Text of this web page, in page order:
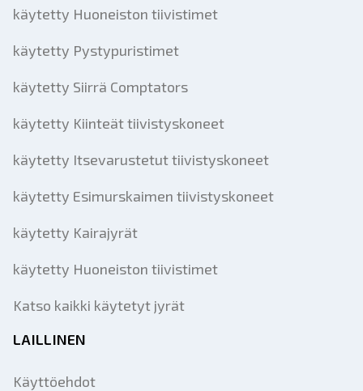
käytetty Huoneiston tiivistimet
käytetty Pystypuristimet
käytetty Siirrä Comptators
käytetty Kiinteät tiivistyskoneet
käytetty Itsevarustetut tiivistyskoneet
käytetty Esimurskaimen tiivistyskoneet
käytetty Kairajyrät
käytetty Huoneiston tiivistimet
Katso kaikki käytetyt jyrät
LAILLINEN
Käyttöehdot